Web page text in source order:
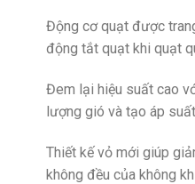
Động cơ quạt được
động tắt quạt khi quạt
Đem lại hiệu suất cao
lượng gió và tạo áp
Thiết kế vỏ mới giúp
không đều của không